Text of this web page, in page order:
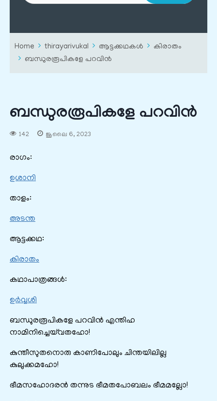
Home thirayarivukal ആട്ടക്കഥകൾ
കിരാതം
ബന്ധുരരൂപികളേ പറവിൻ
ബന്ധുരരൂപികളേ പറവിൻ
142 ജൂലൈ 6, 2023
രാഗം:
ഉശാനി
താളം:
അടന്ത
ആട്ടക്കഥ:
കിരാതം
കഥാപാത്രങ്ങൾ:
ഉർവ്വശി
ബന്ധുരരൂപികളേ പറവിൻ എന്തിഹ
നാമിനിച്ചെയ്‌വതഹോ!
കുന്തീസുതനൊരു കാണിപോലും ചിന്തയിലില്ല
കുലുക്കമഹോ!
ഭീമസഹോദരൻ തന്നുട ഭീമതപോബലം ഭീമമല്ലോ!